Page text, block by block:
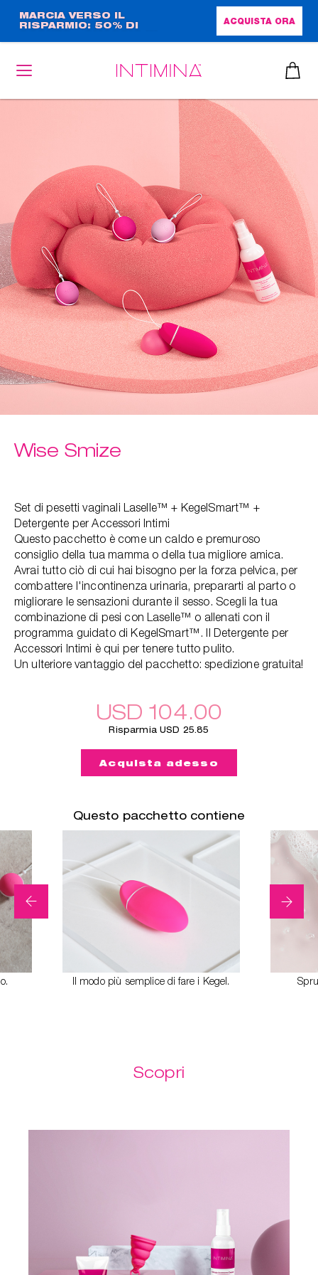
contenuto
principale
MARCIA VERSO IL
RISPARMIO: 50% DI
FORMATO COMPLETO!!
ACQUISTA ORA
Wise Smize
Set di pesetti vaginali Laselle™ + KegelSmart™ +
Detergente per Accessori Intimi
Questo pacchetto è come un caldo e premuroso
consiglio della tua mamma o della tua migliore amica.
Avrai tutto ciò di cui hai bisogno per la forza pelvica, per
combattere l'incontinenza urinaria, prepararti al parto o
migliorare le sensazioni durante il sesso. Scegli la tua
combinazione di pesi con Laselle™ o allenati con il
programma guidato di KegelSmart™. Il Detergente per
Accessori Intimi è qui per tenere tutto pulito.
Un ulteriore vantaggio del pacchetto: spedizione gratuita!
USD 104.00
Risparmia USD 25.85
Acquista adesso
Questo pacchetto contiene
Il modo più semplice di fare i Kegel.
Scopri